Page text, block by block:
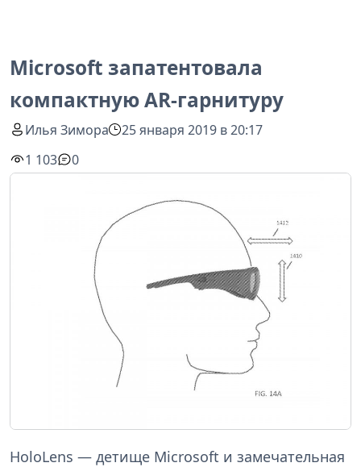
Microsoft запатентовала
компактную AR-гарнитуру
Илья Зимора
25 января 2019 в 20:17
1 103
0
HoloLens — детище Microsoft и замечательная